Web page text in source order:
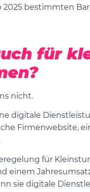
2025 bestimmten
für
nicht.
digitale
Firmenwebsite,
für
einem
sie digitale